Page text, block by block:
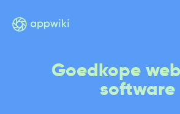
FacturatieGoedkope
software